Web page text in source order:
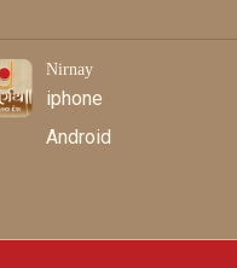
Nirnay
iphone
Android